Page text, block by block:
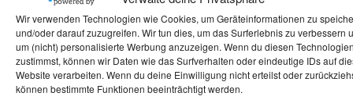
Wir verwenden Technologien wie Cookies, um Geräteinformationen zu
und/oder darauf zuzugreifen. Wir tun dies, um das Surferlebnis zu verbessern
um (nicht) personalisierte Werbung anzuzeigen. Wenn du diesen
zustimmst, können wir Daten wie das Surfverhalten oder eindeutige IDs auf
Website verarbeiten. Wenn du deine Einwilligung nicht erteilst oder
können bestimmte Funktionen beeinträchtigt werden.
Beschreibung:„Lifeline“ ist ein atmosphärisch dichtes Stück,
das von einer fast hypnotischen Melodie und tiefen,
eindringlichen Texten getragen wird. Brun und McNeill erkunden
in den Lyrics das Thema des Festhaltens an einer emotionalen